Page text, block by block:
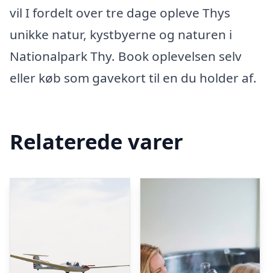
vil I fordelt over tre dage opleve Thys
unikke natur, kystbyerne og naturen i
Nationalpark Thy. Book oplevelsen selv
eller køb som gavekort til en du holder af.
Relaterede varer